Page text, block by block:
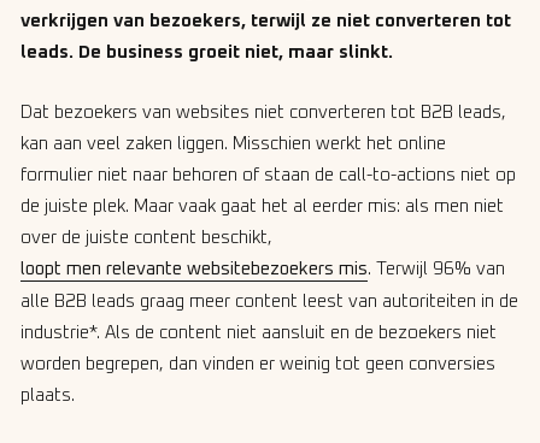
verkrijgen van bezoekers, terwijl ze niet converteren tot
leads. De business groeit niet, maar slinkt.
Dat bezoekers van websites niet converteren tot B2B leads,
kan aan veel zaken liggen. Misschien werkt het online
formulier niet naar behoren of staan de call-to-actions niet op
de juiste plek. Maar vaak gaat het al eerder mis: als men niet
over de juiste content beschikt,
loopt men relevante websitebezoekers mis. Terwijl 96% van
alle B2B leads graag meer content leest van autoriteiten in de
industrie*. Als de content niet aansluit en de bezoekers niet
worden begrepen, dan vinden er weinig tot geen conversies
plaats.